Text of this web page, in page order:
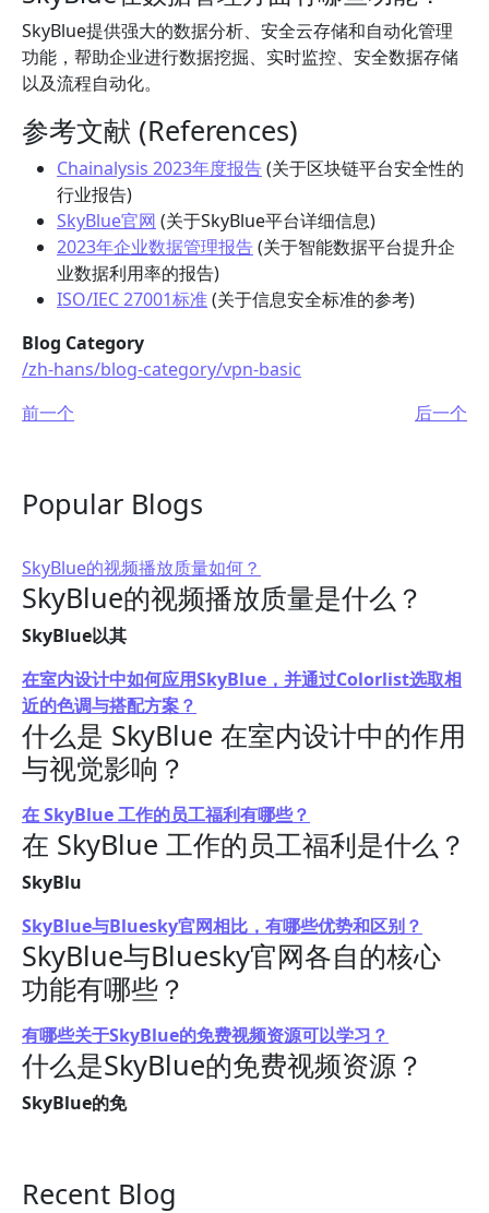
SkyBlue提供强大的数据分析、安全云存储和自动化管理
功能，帮助企业进行数据挖掘、实时监控、安全数据存储
以及流程自动化。
参考文献 (References)
Chainalysis 2023年度报告(关于区块链平台安全性的
行业报告)
SkyBlue官网 (关于SkyBlue平台详细信息)
2023年企业数据管理报告(关于智能数据平台提升企
业数据利用率的报告)
ISO/IEC 27001标准(关于信息安全标准的参考)
Blog Category
/zh-hans/blog-category/vpn-basic
前一个
后一个
Popular Blogs
SkyBlue的视频播放质量如何？
SkyBlue的视频播放质量是什么？
SkyBlue以其
在室内设计中如何应用SkyBlue，并通过Colorlist选取相
近的色调与搭配方案？
什么是 SkyBlue 在室内设计中的作用
与视觉影响？
在 SkyBlue 工作的员工福利有哪些？
在 SkyBlue 工作的员工福利是什么？
SkyBlu
SkyBlue与Bluesky官网相比，有哪些优势和区别？
SkyBlue与Bluesky官网各自的核心
功能有哪些？
有哪些关于SkyBlue的免费视频资源可以学习？
什么是SkyBlue的免费视频资源？
SkyBlue的免
Recent Blog